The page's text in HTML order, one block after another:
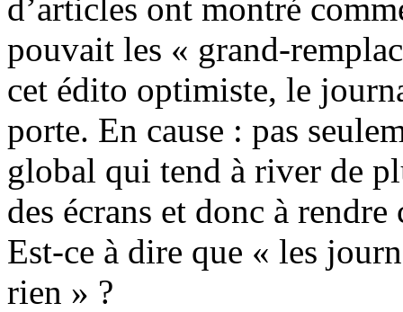
d’articles ont montré
pouvait les « grand-
cet édito optimiste, le
porte. En cause : pas
global qui tend à river de
des écrans et donc à
Est-ce à dire que « les
rien » ?